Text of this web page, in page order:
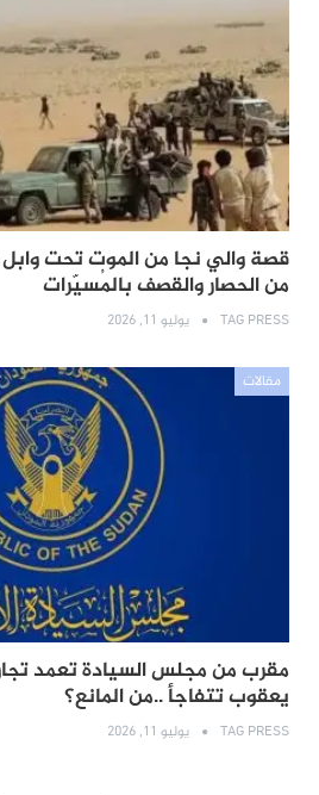
قصة والي نجا من الموت تحت وابل
من الحصار والقصف بالمُسيّرات
TAG PRESS يوليو 11, 2026
مقالات
مقرب من مجلس السيادة تعمد
يعقوب تتفاجأ ..من المانع؟
TAG PRESS يوليو 11, 2026